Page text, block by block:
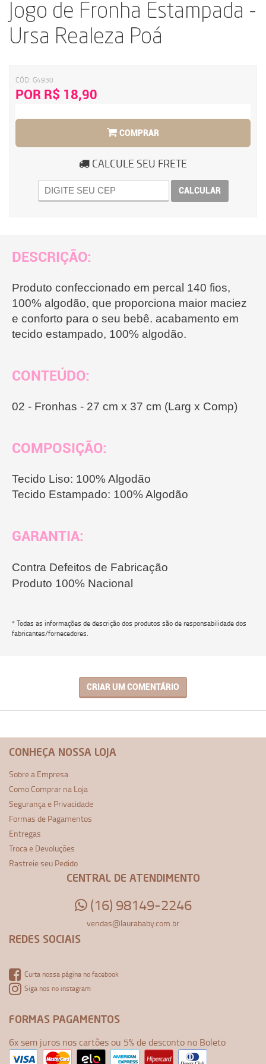
Jogo de Fronha Estampada -
Ursa Realeza Poá
CÓD: G4930
POR R$ 18,90
COMPRAR
CALCULE SEU FRETE
CALCULAR
DESCRIÇÃO:
Produto confeccionado em percal 140 fios,
100% algodão, que proporciona maior maciez
e conforto para o seu bebê. acabamento em
tecido estampado, 100% algodão.
CONTEÚDO:
02 - Fronhas - 27 cm x 37 cm (Larg x Comp)
COMPOSIÇÃO:
Tecido Liso: 100% Algodão
Tecido Estampado: 100% Algodão
GARANTIA:
Contra Defeitos de Fabricação
Produto 100% Nacional
* Todas as informações de descrição dos produtos são de responsabilidade dos
fabricantes/fornecedores.
CRIAR UM COMENTÁRIO
CONHEÇA NOSSA LOJA
Sobre a Empresa
Como Comprar na Loja
Segurança e Privacidade
Formas de Pagamentos
Entregas
Troca e Devoluções
Rastreie seu Pedido
CENTRAL DE ATENDIMENTO
(16) 98149-2246
vendas@laurababy.com.br
REDES SOCIAIS
Curta nossa página no facebook
Siga nos no instagram
FORMAS PAGAMENTOS
6x sem juros nos cartões ou 5% de desconto no Boleto